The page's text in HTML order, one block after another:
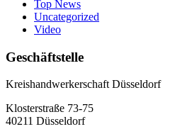
Top News
Uncategorized
Video
Geschäftstelle
Kreishandwerkerschaft Düsseldorf
Klosterstraße 73-75
40211 Düsseldorf